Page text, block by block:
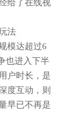
给了在线视
法
模达超过6
也进入下半
户时长，是
度互动，则
早已不再是